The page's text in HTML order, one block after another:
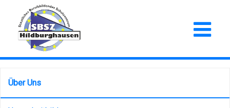
Über Uns